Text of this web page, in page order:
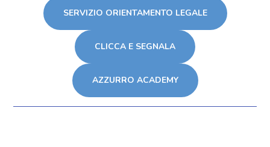
SERVIZIO ORIENTAMENTO LEGALE
CLICCA E SEGNALA
AZZURRO ACADEMY